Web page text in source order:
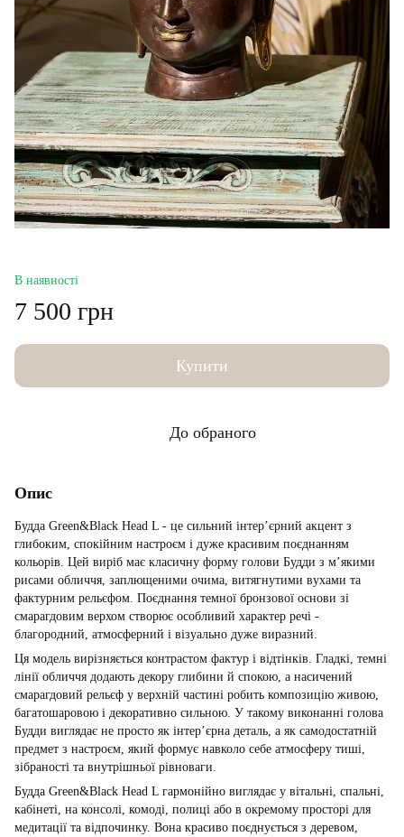
В наявності
7 500 грн
Купити
До обраного
Опис
Будда Green&Black Head L - це сильний інтер’єрний акцент з
глибоким, спокійним настроєм і дуже красивим поєднанням
кольорів. Цей виріб має класичну форму голови Будди з м’якими
рисами обличчя, заплющеними очима, витягнутими вухами та
фактурним рельєфом. Поєднання темної бронзової основи зі
смарагдовим верхом створює особливий характер речі -
благородний, атмосферний і візуально дуже виразний.
Ця модель вирізняється контрастом фактур і відтінків. Гладкі, темні
лінії обличчя додають декору глибини й спокою, а насичений
смарагдовий рельєф у верхній частині робить композицію живою,
багатошаровою і декоративно сильною. У такому виконанні голова
Будди виглядає не просто як інтер’єрна деталь, а як самодостатній
предмет з настроєм, який формує навколо себе атмосферу тиші,
зібраності та внутрішньої рівноваги.
Будда Green&Black Head L гармонійно виглядає у вітальні, спальні,
кабінеті, на консолі, комоді, полиці або в окремому просторі для
медитації та відпочинку. Вона красиво поєднується з деревом,